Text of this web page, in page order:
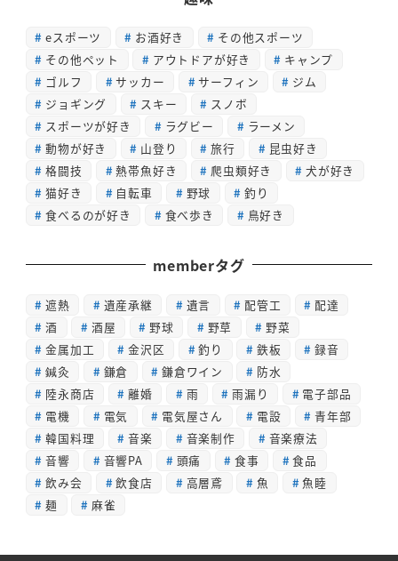
eスポーツ お酒好き
その他スポーツ
その他ペット
アウトドアが好き
キャンプ
ゴルフ
サッカー サーフィン
ジム
ジョギング
スキー
スノボ
スポーツが好き
ラグビー
ラーメン
動物が好き
山登り 旅行
昆虫好き
格闘技
熱帯魚好き 爬虫類好き
犬が好き
猫好き
自転車 野球
釣り
食べるのが好き
食べ歩き 鳥好き
memberタグ
遮熱 遺産承継 遺言 配管工
配達
酒
酒屋 野球 野草
野菜
金属加工
金沢区 釣り 鉄板
録音
鍼灸
鎌倉 鎌倉ワイン
防水
陸永商店
離婚 雨 雨漏り
電子部品
電機
電気 電気屋さん 電設
青年部
韓国料理
音楽 音楽制作
音楽療法
音響
音響PA 頭痛 食事
食品
飲み会
飲食店 高層鳶 魚
魚睦
麺
麻雀